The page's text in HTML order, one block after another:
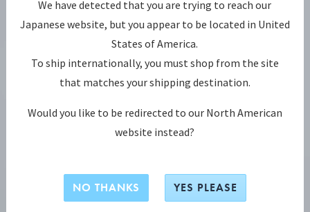
We have detected that you are trying to reach our
Japanese website, but you appear to be located in United
States of America.
To ship internationally, you must shop from the site
that matches your shipping destination.
Would you like to be redirected to our North American
website instead?
NO THANKS YES PLEASE